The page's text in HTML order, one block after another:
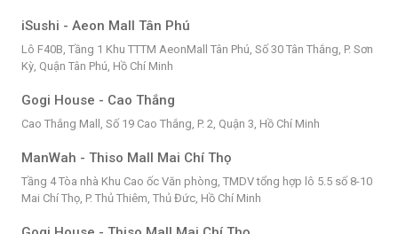
iSushi - Aeon Mall Tân Phú
Lô F40B, Tầng 1 Khu TTTM AeonMall Tân Phú, Số 30 Tân Thắng, P. Sơn
Kỳ, Quận Tân Phú, Hồ Chí Minh
Gogi House - Cao Thắng
Cao Thắng Mall, Số 19 Cao Thắng, P. 2, Quận 3, Hồ Chí Minh
ManWah - Thiso Mall Mai Chí Thọ
Tầng 4 Tòa nhà Khu Cao ốc Văn phòng, TMDV tổng hợp lô 5.5 số 8-10
Mai Chí Thọ, P. Thủ Thiêm, Thủ Đức, Hồ Chí Minh